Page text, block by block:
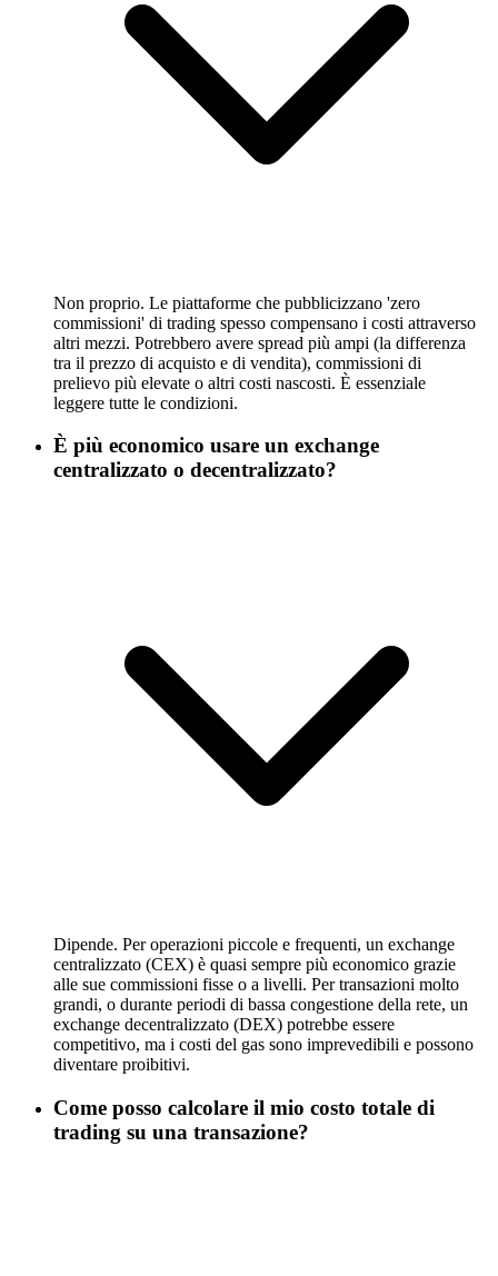
Non proprio. Le piattaforme che pubblicizzano 'zero
commissioni' di trading spesso compensano i costi attraverso
altri mezzi. Potrebbero avere spread più ampi (la differenza
tra il prezzo di acquisto e di vendita), commissioni di
prelievo più elevate o altri costi nascosti. È essenziale
leggere tutte le condizioni.
È più economico usare un exchange
centralizzato o decentralizzato?
Dipende. Per operazioni piccole e frequenti, un exchange
centralizzato (CEX) è quasi sempre più economico grazie
alle sue commissioni fisse o a livelli. Per transazioni molto
grandi, o durante periodi di bassa congestione della rete, un
exchange decentralizzato (DEX) potrebbe essere
competitivo, ma i costi del gas sono imprevedibili e possono
diventare proibitivi.
Come posso calcolare il mio costo totale di
trading su una transazione?